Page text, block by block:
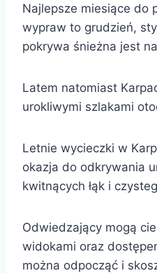
Najlepsze miesiące do
wypraw to grudzień,
pokrywa śnieżna jest
Latem natomiast
urokliwymi szlakami
Letnie wycieczki w
okazja do odkrywania
kwitnących łąk i
Odwiedzający mogą
widokami oraz
można odpocząć i